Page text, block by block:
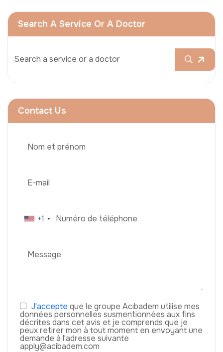
Search A Service Or A Doctor
Contact Us
+1
J'accepte que le groupe Acıbadem utilise mes
données personnelles susmentionnées aux fins
décrites dans cet avis et je comprends que je
peux retirer mon à tout moment en envoyant une
demande à l'adresse suivante
apply@acibadem.com